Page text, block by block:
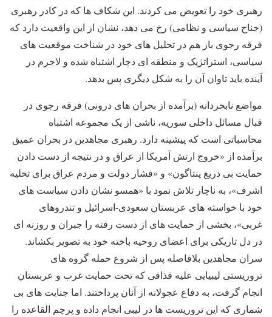
رهبری خود را تعویض می کردند. این شکاف ها که در کادر رهبری
(جناح سیاسی و نظامی) رخ می دهد، نشان از این واقعیت دارد که
فرقه رجوی باز هم در تحلیل های خود در شناخت موقعیت های
سیاسی، استراتژیک و منطقه ای دچار اشتباه شده و لاجرم در
آینده باید تاوان آن را به شکل دیگری پس بدهد.
مواضع نابخردانه (برآمده از بحران های درونی) فرقه رجوی در
قبال مسائل داخلی سوریه، ناشی از یک مجموعه اشتباه
محاسباتی است که پیشینه دارد. رهبری مجاهدین در بحران عمیق
برآمده از «خروج ارتش آمریکا از عراق و در نتیجه از دست دادن
حمایت بی دریغ پنتاگون» و «فشار دولت و مردم عراق برای تخلیه
اشرف»، به ناچار تلاش نمود با «همسو نشان دادن سیاست های
خود با خواسته های عربستان سعودی-اسرائیل و تندروهای
غربی»، بخشی از حمایت های از دست رفته را جبران و روزنه ای
در دل تاریکی برای اعضای روحیه باخته خود به تصویر بکشاند.
سران مجاهدین بلافاصله پس از شروع حمله گروه های
تروریستی لیبیایی علیه قذافی که تحت حمایت غرب و عربستان
انجام گرفت، به دفاع عجولانه از آنان پرداختند. اما جنایت های بی
شماری که این تروریست ها در لیبی انجام داده و پرچم القاعده را